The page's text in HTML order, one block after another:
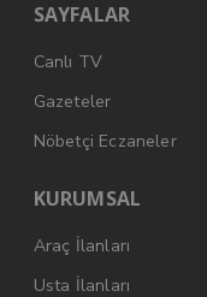
SAYFALAR
Canlı TV
Gazeteler
Nöbetçi Eczaneler
KURUMSAL
Araç İlanları
Usta İlanları